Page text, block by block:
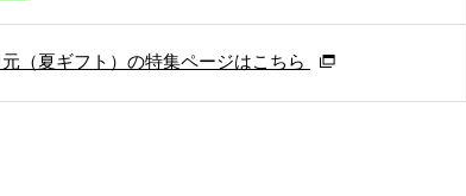
（夏ギフト）の特集ページはこちら